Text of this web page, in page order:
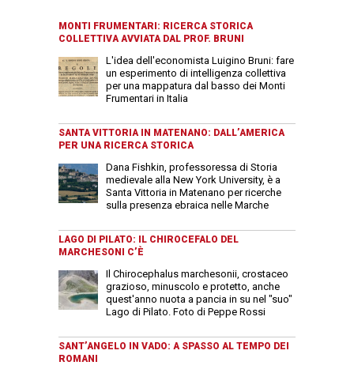
MONTI FRUMENTARI: RICERCA STORICA
COLLETTIVA AVVIATA DAL PROF. BRUNI
L'idea dell'economista Luigino Bruni: fare
un esperimento di intelligenza collettiva
per una mappatura dal basso dei Monti
Frumentari in Italia
SANTA VITTORIA IN MATENANO: DALL’AMERICA
PER UNA RICERCA STORICA
Dana Fishkin, professoressa di Storia
medievale alla New York University, è a
Santa Vittoria in Matenano per ricerche
sulla presenza ebraica nelle Marche
LAGO DI PILATO: IL CHIROCEFALO DEL
MARCHESONI C’È
Il Chirocephalus marchesonii, crostaceo
grazioso, minuscolo e protetto, anche
quest'anno nuota a pancia in su nel "suo"
Lago di Pilato. Foto di Peppe Rossi
SANT’ANGELO IN VADO: A SPASSO AL TEMPO DEI
ROMANI